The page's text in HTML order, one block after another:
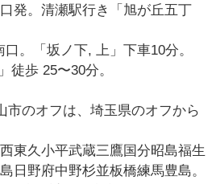
発。清瀬駅行き「旭が丘五丁
。「坂ノ下, 上」下車10分。
徒歩 25〜30分。
のオフは、埼玉県のオフから
東久小平武蔵三鷹国分昭島福生
日野府中野杉並板橋練馬豊島。